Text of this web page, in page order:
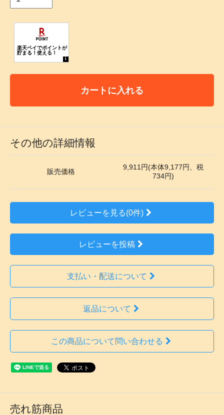
カートに入れる
その他の詳細情報
販売価格
9,911円(本体9,177円、税
734円)
レビューを見る(0件)
レビューを投稿
支払い・配送について
返品について
この商品について問い合わせる
売れ筋商品